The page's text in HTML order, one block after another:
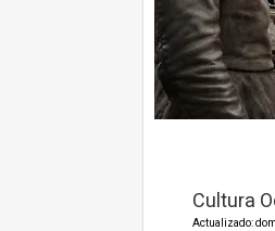
Cultura
Actualizado: